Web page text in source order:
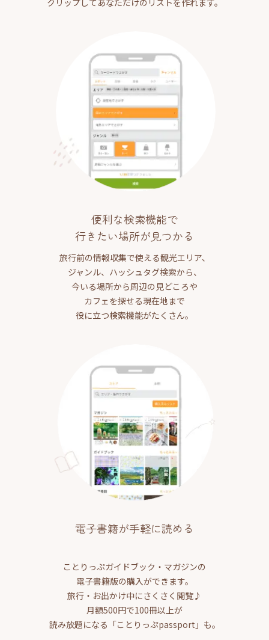
クリップしてあなただけのリストを作れます。
便利な検索機能で
行きたい場所が見つかる
旅行前の情報収集で使える観光エリア、
ジャンル、ハッシュタグ検索から、
今いる場所から周辺の見どころや
カフェを探せる現在地まで
役に立つ検索機能がたくさん。
電子書籍が手軽に読める
ことりっぷガイドブック・マガジンの
電子書籍版の購入ができます。
旅行・お出かけ中にさくさく閲覧♪
月額500円で100冊以上が
読み放題になる「ことりっぷpassport」も。